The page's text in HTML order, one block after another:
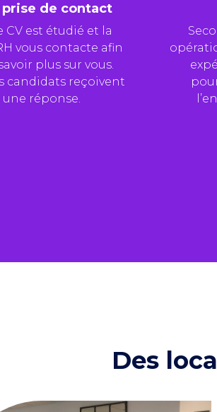
prise de contact
CV est étudié et la
vous contacte afin
plus sur vous.
candidats reçoivent
une réponse.
Des